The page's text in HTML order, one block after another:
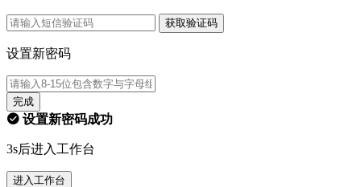
获取验证码
设置新密码
完成
设置新密码成功
3s后进入工作台
进入工作台